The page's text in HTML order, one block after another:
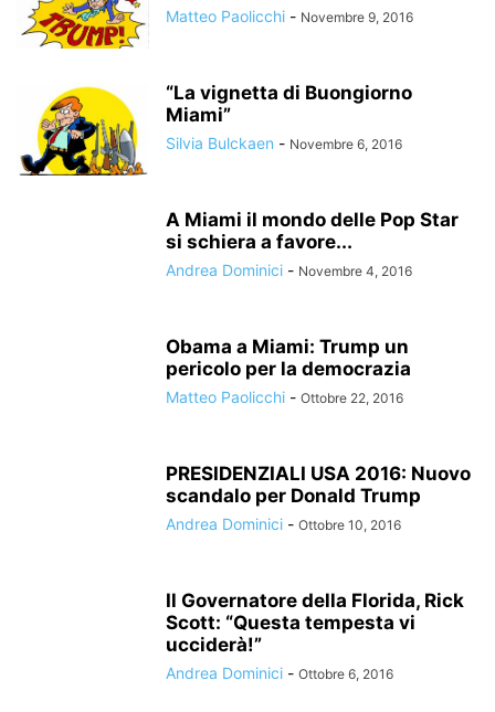
Matteo Paolicchi - Novembre 9, 2016
“La vignetta di Buongiorno
Miami”
Silvia Bulckaen - Novembre 6, 2016
A Miami il mondo delle Pop Star
si schiera a favore...
Andrea Dominici - Novembre 4, 2016
Obama a Miami: Trump un
pericolo per la democrazia
Matteo Paolicchi - Ottobre 22, 2016
PRESIDENZIALI USA 2016: Nuovo
scandalo per Donald Trump
Andrea Dominici - Ottobre 10, 2016
Il Governatore della Florida, Rick
Scott: “Questa tempesta vi
ucciderà!”
Andrea Dominici - Ottobre 6, 2016